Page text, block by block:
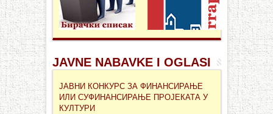
JAVNE NABAVKE I OGLASI
ЈАВНИ КОНКУРС ЗА ФИНАНСИРАЊЕ
ИЛИ СУФИНАНСИРАЊЕ ПРОЈЕКАТА У
КУЛТУРИ